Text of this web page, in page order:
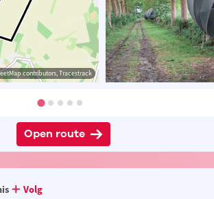
contributors, Tracestrack
Open route
Volg